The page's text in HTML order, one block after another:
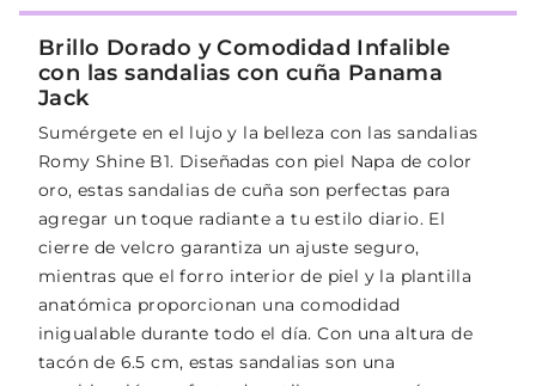
Brillo Dorado y Comodidad Infalible
con las sandalias con cuña Panama
Jack
Sumérgete en el lujo y la belleza con las sandalias
Romy Shine B1. Diseñadas con piel Napa de color
oro, estas sandalias de cuña son perfectas para
agregar un toque radiante a tu estilo diario. El
cierre de velcro garantiza un ajuste seguro,
mientras que el forro interior de piel y la plantilla
anatómica proporcionan una comodidad
inigualable durante todo el día. Con una altura de
tacón de 6.5 cm, estas sandalias son una